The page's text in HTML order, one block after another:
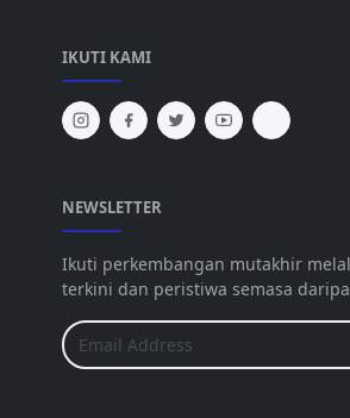
IKUTI KAMI
NEWSLETTER
Ikuti perkembangan mutakhir
terkini dan peristiwa semasa